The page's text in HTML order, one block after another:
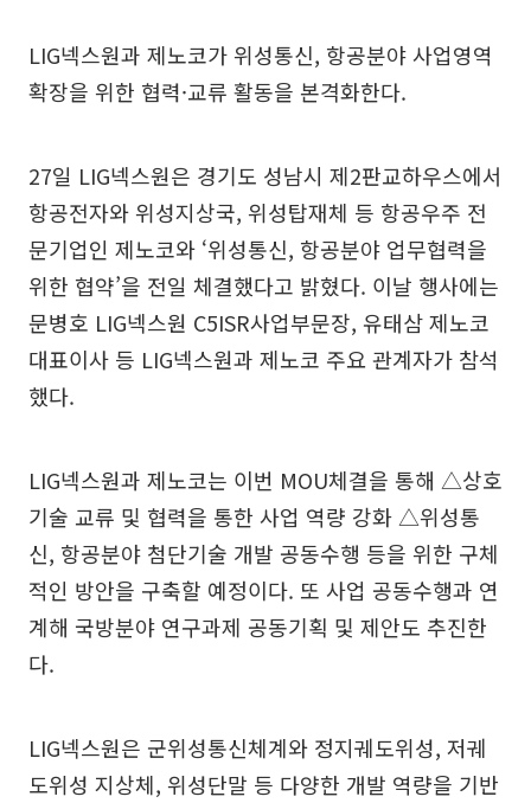
LIG넥스원과 제노코가 위성통신, 항공분야 사업영역
확장을 위한 협력·교류 활동을 본격화한다.
27일 LIG넥스원은 경기도 성남시 제2판교하우스에서
항공전자와 위성지상국, 위성탑재체 등 항공우주 전
문기업인 제노코와 ‘위성통신, 항공분야 업무협력을
위한 협약’을 전일 체결했다고 밝혔다. 이날 행사에는
문병호 LIG넥스원 C5ISR사업부문장, 유태삼 제노코
대표이사 등 LIG넥스원과 제노코 주요 관계자가 참석
했다.
LIG넥스원과 제노코는 이번 MOU체결을 통해 △상호
기술 교류 및 협력을 통한 사업 역량 강화 △위성통
신, 항공분야 첨단기술 개발 공동수행 등을 위한 구체
적인 방안을 구축할 예정이다. 또 사업 공동수행과 연
계해 국방분야 연구과제 공동기획 및 제안도 추진한
다.
LIG넥스원은 군위성통신체계와 정지궤도위성, 저궤
도위성 지상체, 위성단말 등 다양한 개발 역량을 기반